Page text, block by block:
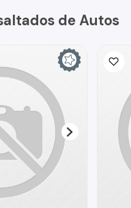
de Autos